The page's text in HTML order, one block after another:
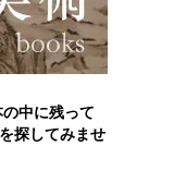
中に残って
探してみませ